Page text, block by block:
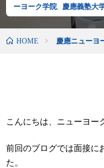
ーヨーク学院
慶應義塾大
HOME 慶應ニューヨ
こんにちは、ニューヨー
前回のブログでは面接に
た。